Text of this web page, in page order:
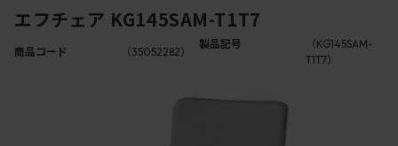
エフチェア KG145SAM-T1T7
商品コード （35052282）
製品記号
（KG145SAM-
T1T7）